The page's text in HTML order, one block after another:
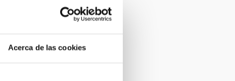
Acerca de las cookies